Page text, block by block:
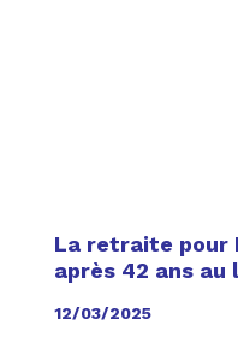
La retraite pour
après 42 ans au
12/03/2025